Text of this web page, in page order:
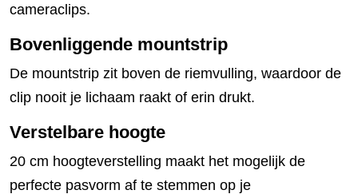
cameraclips.
Bovenliggende mountstrip
De mountstrip zit boven de riemvulling, waardoor de
clip nooit je lichaam raakt of erin drukt.
Verstelbare hoogte
20 cm hoogteverstelling maakt het mogelijk de
perfecte pasvorm af te stemmen op je